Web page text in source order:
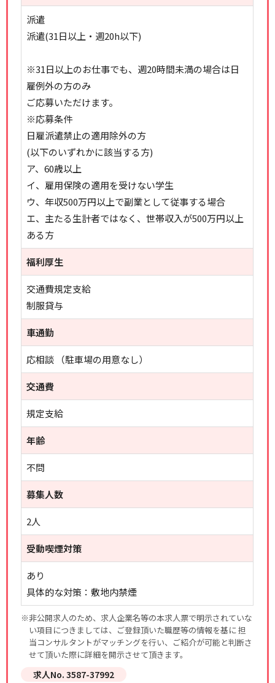
派遣
派遣(31日以上・週20h以下)
※31日以上のお仕事でも、週20時間未満の場合は日
雇例外の方のみ
ご応募いただけます。
※応募条件
日雇派遣禁止の適用除外の方
(以下のいずれかに該当する方)
ア、60歳以上
イ、雇用保険の適用を受けない学生
ウ、年収500万円以上で副業として従事する場合
エ、主たる生計者ではなく、世帯収入が500万円以上
ある方
福利厚生
交通費規定支給
制服貸与
車通勤
応相談 （駐車場の用意なし）
交通費
規定支給
年齢
不問
募集人数
2人
受動喫煙対策
あり
具体的な対策：敷地内禁煙
※非公開求人のため、求人企業名等の本求人票で明示されていな
い項目につきましては、ご登録頂いた職歴等の情報を基に 担
当コンサルタントがマッチングを行い、ご紹介が可能と判断さ
せて頂いた際に詳細を開示させて頂きます。
求人No. 3587-37992